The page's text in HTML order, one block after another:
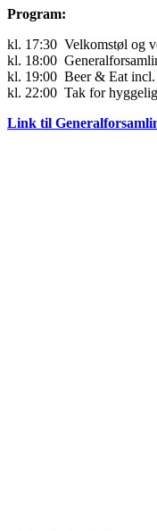
Program:
kl. 17:30 Velkomstøl og
kl. 18:00
kl. 19:00 Beer & Eat
kl. 22:00 Tak for
Link til